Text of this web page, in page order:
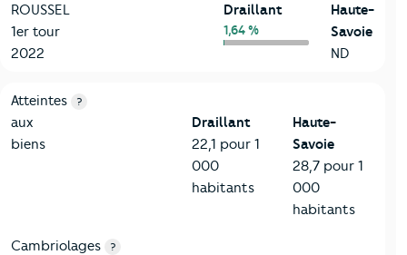
ROUSSEL
1er tour
2022
Draillant
1,64 %
Haute-
Savoie
ND
7-Sécurité
Critères
Atteintes
aux
biens
?
Draillant
22,1 pour 1
000
habitants
Haute-
Savoie
28,7 pour 1
000
habitants
Cambriolages ?